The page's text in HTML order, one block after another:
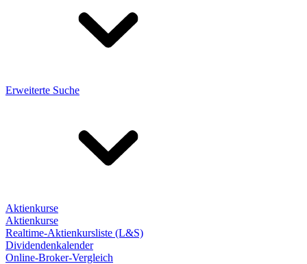
Erweiterte Suche
Aktienkurse
Aktienkurse
Realtime-Aktienkursliste (L&S)
Dividendenkalender
Online-Broker-Vergleich